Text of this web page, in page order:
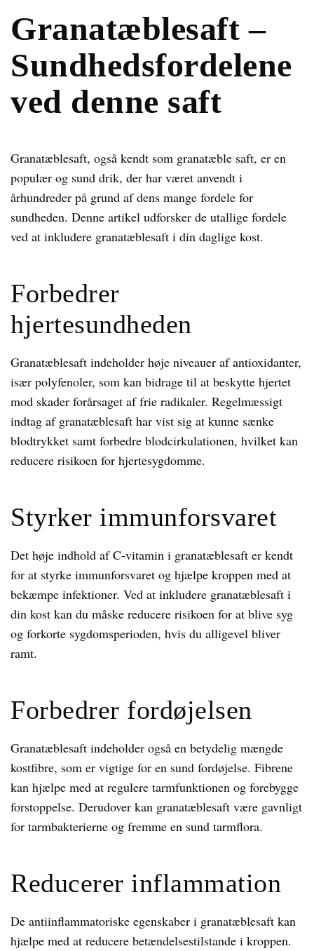
Granatæblesaft –
Sundhedsfordelene
ved denne saft
Granatæblesaft, også kendt som granatæble saft, er en
populær og sund drik, der har været anvendt i
århundreder på grund af dens mange fordele for
sundheden. Denne artikel udforsker de utallige fordele
ved at inkludere granatæblesaft i din daglige kost.
Forbedrer
hjertesundheden
Granatæblesaft indeholder høje niveauer af antioxidanter,
især polyfenoler, som kan bidrage til at beskytte hjertet
mod skader forårsaget af frie radikaler. Regelmæssigt
indtag af granatæblesaft har vist sig at kunne sænke
blodtrykket samt forbedre blodcirkulationen, hvilket kan
reducere risikoen for hjertesygdomme.
Styrker immunforsvaret
Det høje indhold af C-vitamin i granatæblesaft er kendt
for at styrke immunforsvaret og hjælpe kroppen med at
bekæmpe infektioner. Ved at inkludere granatæblesaft i
din kost kan du måske reducere risikoen for at blive syg
og forkorte sygdomsperioden, hvis du alligevel bliver
ramt.
Forbedrer fordøjelsen
Granatæblesaft indeholder også en betydelig mængde
kostfibre, som er vigtige for en sund fordøjelse. Fibrene
kan hjælpe med at regulere tarmfunktionen og forebygge
forstoppelse. Derudover kan granatæblesaft være gavnligt
for tarmbakterierne og fremme en sund tarmflora.
Reducerer inflammation
De antiinflammatoriske egenskaber i granatæblesaft kan
hjælpe med at reducere betændelsestilstande i kroppen.